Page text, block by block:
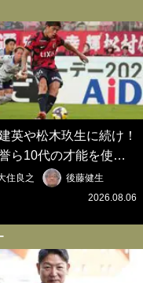
英や松木玖生に続け！
ら10代の才能を使い
いJクラブの課題と、
欧州移籍｣撲滅への処方
の大激論】(5)
住良之
後藤健生
2026.08.06